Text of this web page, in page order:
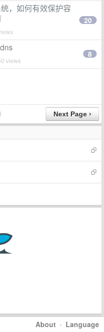
，如何有效保护容
20
views
8
About · Language